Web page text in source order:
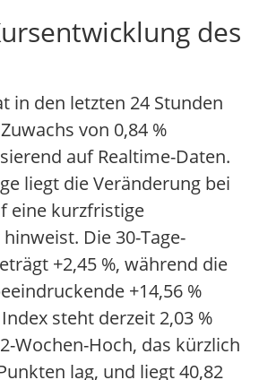
des
in den letzten 24 Stunden
von 0,84 %
auf Realtime-Daten.
liegt die Veränderung bei
eine kurzfristige
Die 30-Tage-
+2,45 %, während die
+14,56 %
steht derzeit 2,03 %
Wochen-Hoch, das kürzlich
lag, und liegt 40,82